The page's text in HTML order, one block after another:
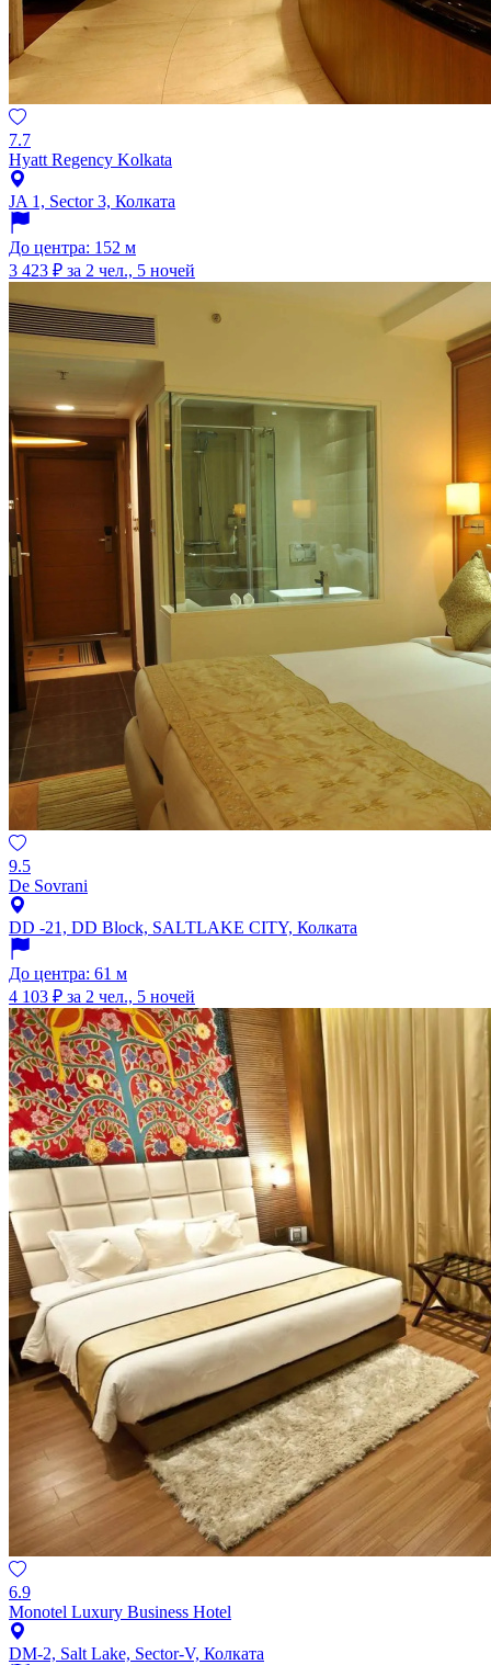
7.7
Hyatt Regency Kolkata
JA 1, Sector 3, Колката
До центра: 152 м
3 423 ₽ за 2 чел., 5 ночей
9.5
De Sovrani
DD -21, DD Block, SALTLAKE CITY, Колката
До центра: 61 м
4 103 ₽ за 2 чел., 5 ночей
6.9
Monotel Luxury Business Hotel
DM-2, Salt Lake, Sector-V, Колката